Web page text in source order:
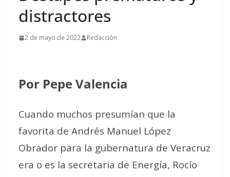
distractores
2 de mayo de 2022 Redacción
Por Pepe Valencia
Cuando muchos presumían que la
favorita de Andrés Manuel López
Obrador para la gubernatura de Veracruz
era o es la secretaria de Energía, Rocío